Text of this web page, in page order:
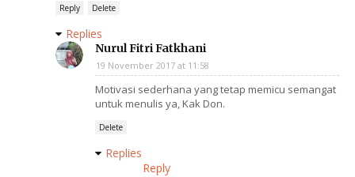
Reply Delete
Replies
Nurul Fitri Fatkhani
19 November 2017 at 11:58
Motivasi sederhana yang tetap memicu semangat
untuk menulis ya, Kak Don.
Delete
Replies
Reply